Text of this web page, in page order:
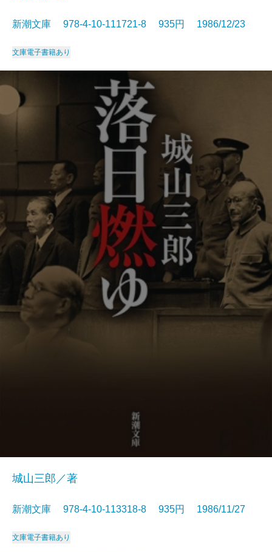
新潮文庫 978-4-10-111721-8 935円 1986/12/23
文庫電子書籍あり
城山三郎／著
新潮文庫 978-4-10-113318-8 935円 1986/11/27
文庫電子書籍あり